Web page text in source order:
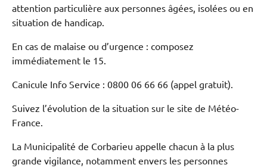
attention particulière aux personnes âgées, isolées ou en
situation de handicap.
En cas de malaise ou d’urgence : composez
immédiatement le 15.
Canicule Info Service : 0800 06 66 66 (appel gratuit).
Suivez l’évolution de la situation sur le site de Météo-
France.
La Municipalité de Corbarieu appelle chacun à la plus
grande vigilance, notamment envers les personnes